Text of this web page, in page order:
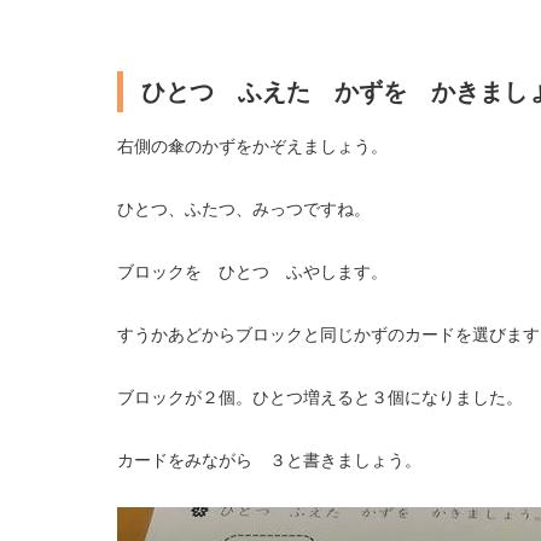
ひとつ ふえた かずを かきまし
右側の傘のかずをかぞえましょう。
ひとつ、ふたつ、みっつですね。
ブロックを ひとつ ふやします。
すうかあどからブロックと同じかずのカードを選びま
ブロックが２個。ひとつ増えると３個になりました。
カードをみながら ３と書きましょう。